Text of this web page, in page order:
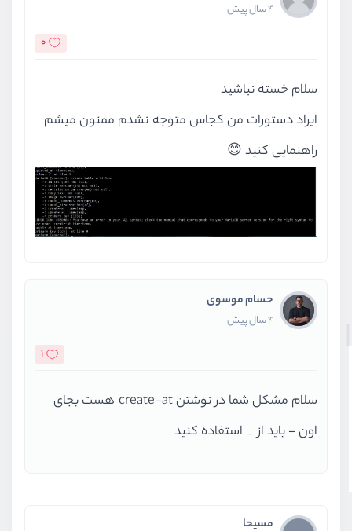
4 سال پیش
0
سلام خسته نباشید
ایراد دستورات من کجاس متوجه نشدم ممنون میشم
راهنمایی کنید 😊
حسام موسوی
4 سال پیش
1
سلام مشکل شما در نوشتن create-at هست بجای
اون - باید از _ استفاده کنید
مسیحا